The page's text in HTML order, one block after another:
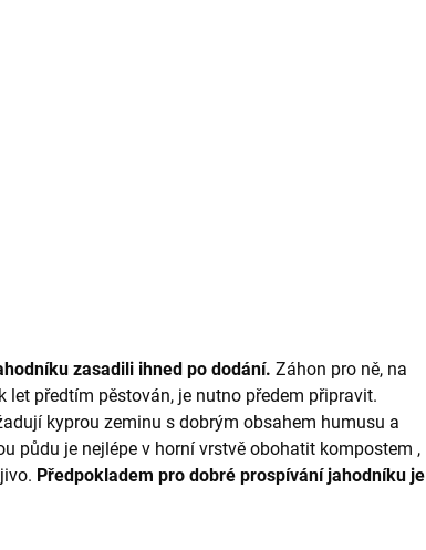
zasadili ihned po dodání. Záhon pro ně, na
předtím pěstován, je nutno předem připravit.
kyprou zeminu s dobrým obsahem humusu a
půdu je nejlépe v horní vrstvě obohatit kompostem ,
Předpokladem pro dobré prospívání jahodníku je